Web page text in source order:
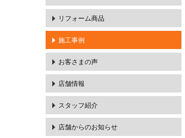
リフォーム商品
施工事例
お客さまの声
店舗情報
スタッフ紹介
店舗からのお知らせ